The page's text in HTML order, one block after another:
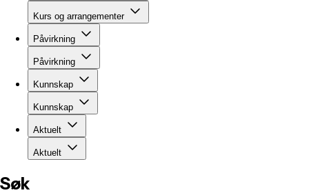
Kurs og arrangementer
Påvirkning
Påvirkning
Kunnskap
Kunnskap
Aktuelt
Aktuelt
Søk